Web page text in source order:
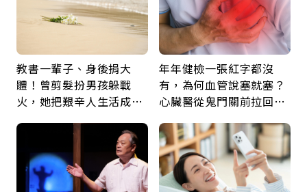
教書一輩子、身後捐大
體！曾剪髮扮男孩躲戰
火，她把艱辛人生活成風
年年健檢一張紅字都沒
有，為何血管說塞就塞？
心臟醫從鬼門關前拉回病
字